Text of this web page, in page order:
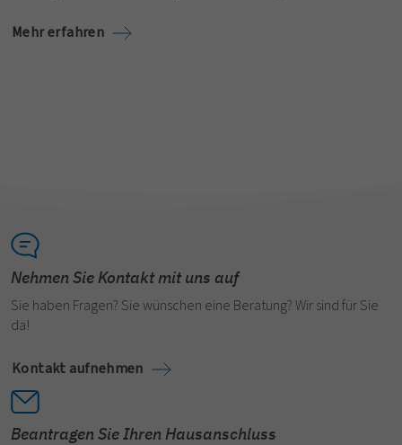
Mehr erfahren
Nehmen Sie Kontakt mit uns auf
Sie haben Fragen? Sie wünschen eine Beratung? Wir sind für Sie
da!
Kontakt aufnehmen
Beantragen Sie Ihren Hausanschluss